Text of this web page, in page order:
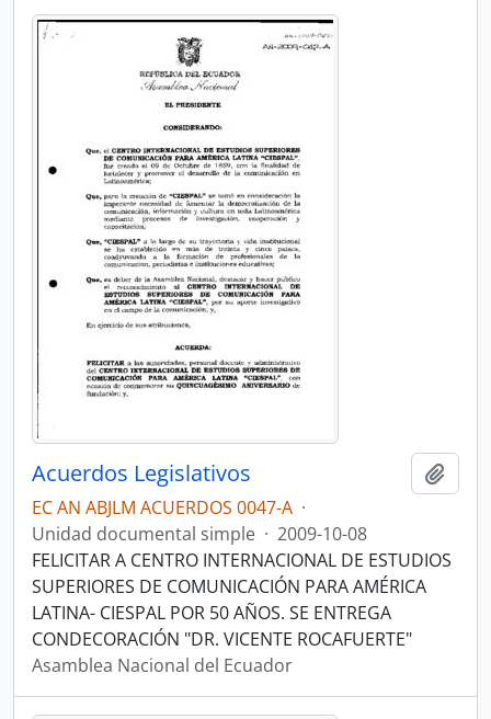
Acuerdos Legislativos
EC AN ABJLM ACUERDOS 0047-A ·
Unidad documental simple · 2009-10-08
FELICITAR A CENTRO INTERNACIONAL DE ESTUDIOS
SUPERIORES DE COMUNICACIÓN PARA AMÉRICA
LATINA- CIESPAL POR 50 AÑOS. SE ENTREGA
CONDECORACIÓN "DR. VICENTE ROCAFUERTE"
Asamblea Nacional del Ecuador